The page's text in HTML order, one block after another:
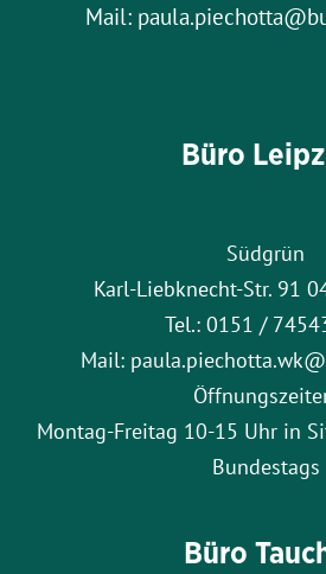
Mail:
Büro
Südgrün
Karl-Liebknecht-Str. 91
Tel.: 0151 /
Mail:
Montag-Freitag 10-15 Uhr in
Bundestags
Büro